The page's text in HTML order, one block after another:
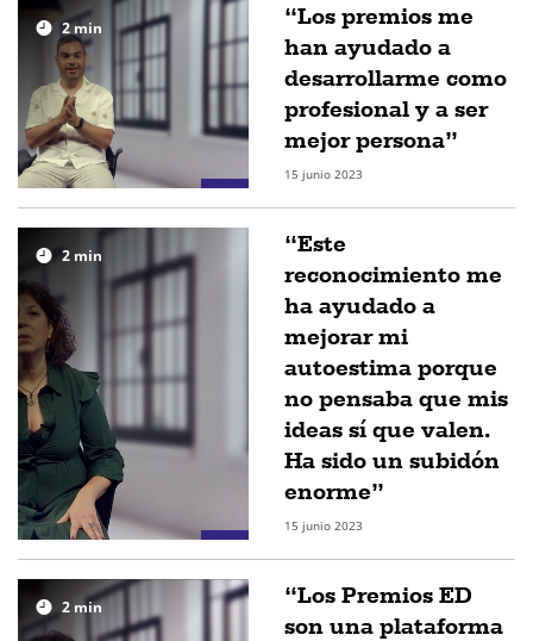
2min
“Los premios me
han ayudado a
desarrollarme como
profesional y a ser
mejor persona”
15 junio 2023
2 min
“Este
reconocimiento me
ha ayudado a
mejorar mi
autoestima porque
no pensaba que mis
ideas sí que valen.
Ha sido un subidón
enorme”
15 junio 2023
2 min
“Los Premios ED
son una plataforma